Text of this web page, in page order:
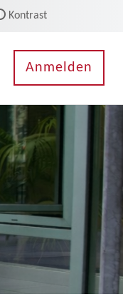
Kontrast
Anmelden